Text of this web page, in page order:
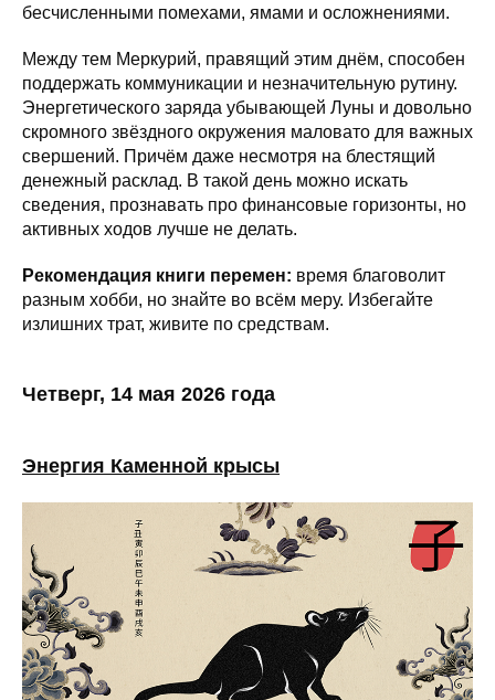
бесчисленными помехами, ямами и осложнениями.
Между тем Меркурий, правящий этим днём, способен
поддержать коммуникации и незначительную рутину.
Энергетического заряда убывающей Луны и довольно
скромного звёздного окружения маловато для важных
свершений. Причём даже несмотря на блестящий
денежный расклад. В такой день можно искать
сведения, прознавать про финансовые горизонты, но
активных ходов лучше не делать.
Рекомендация книги перемен: время благоволит
разным хобби, но знайте во всём меру. Избегайте
излишних трат, живите по средствам.
Четверг, 14 мая 2026 года
Энергия Каменной крысы